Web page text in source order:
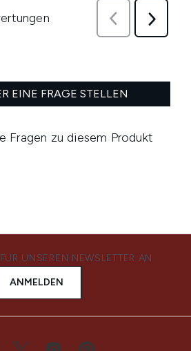
UNSEREN NEWSLETTER AN
ANMELDEN